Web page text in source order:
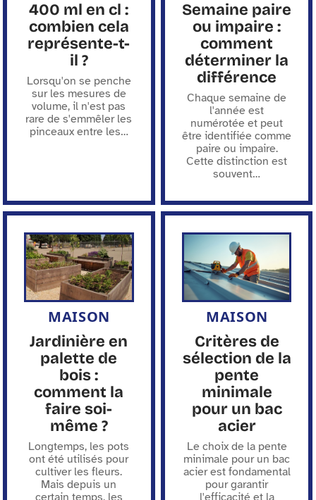
400 ml en cl :
combien cela
représente-t-
il ?
Lorsqu'on se penche
sur les mesures de
volume, il n'est pas
rare de s'emmêler les
pinceaux entre les…
Semaine paire
ou impaire :
comment
déterminer la
différence
Chaque semaine de
l'année est
numérotée et peut
être identifiée comme
paire ou impaire.
Cette distinction est
souvent…
MAISON
Jardinière en
palette de
bois :
comment la
faire soi-
même ?
Longtemps, les pots
ont été utilisés pour
cultiver les fleurs.
Mais depuis un
MAISON
Critères de
sélection de la
pente
minimale
pour un bac
acier
Le choix de la pente
minimale pour un bac
acier est fondamental
pour garantir